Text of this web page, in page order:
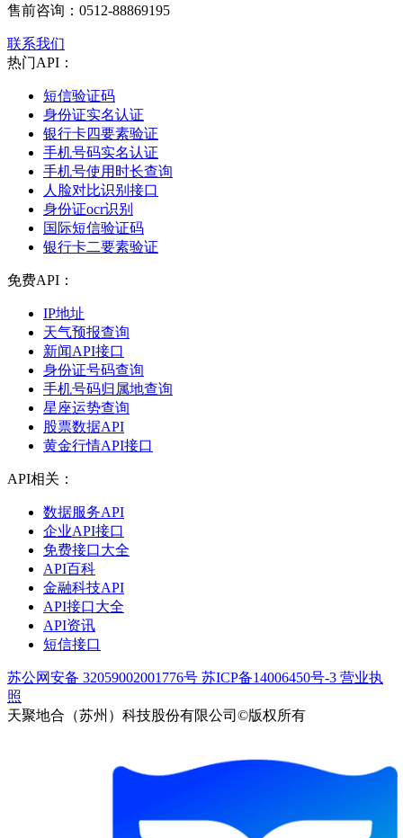
售前咨询： 0512-88869195
联系我们
热门API：
短信验证码
身份证实名认证
银行卡四要素验证
手机号码实名认证
手机号使用时长查询
人脸对比识别接口
身份证ocr识别
国际短信验证码
银行卡二要素验证
免费API：
IP地址
天气预报查询
新闻API接口
身份证号码查询
手机号码归属地查询
星座运势查询
股票数据API
黄金行情API接口
API相关：
数据服务API
企业API接口
免费接口大全
API百科
金融科技API
API接口大全
API资讯
短信接口
苏公网安备 32059002001776号 苏ICP备14006450号-3 营业执
照
天聚地合（苏州）科技股份有限公司©版权所有